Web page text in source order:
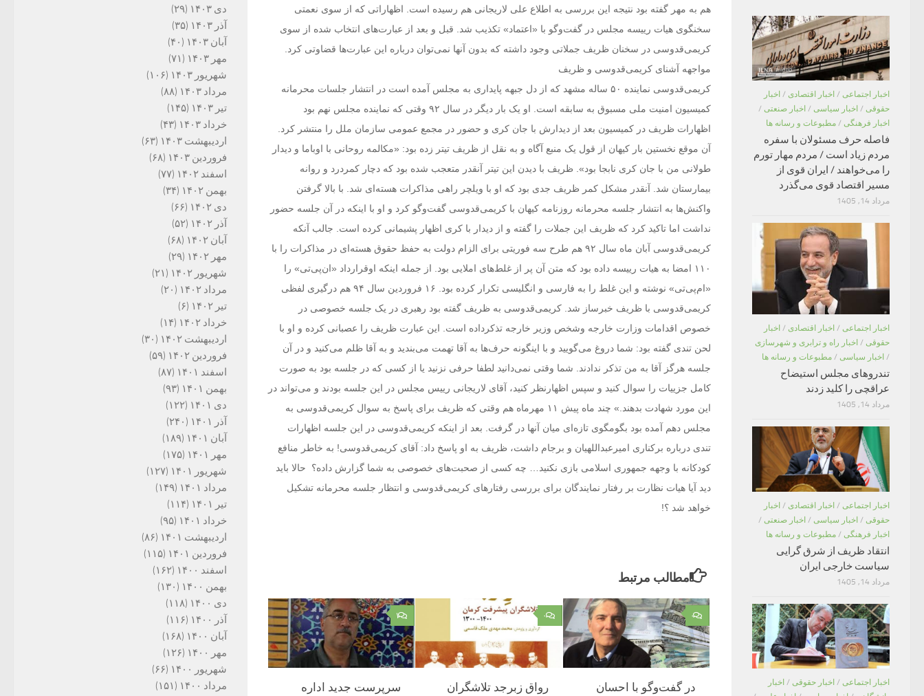
هم به مهر گفته بود نتیجه این بررسی به اطلاع علی لاریجانی هم رسیده است. اظهاراتی که از سوی نعمتی
سخنگوی هیات رییسه مجلس در گفت‌وگو با «اعتماد» تکذیب شد. قبل و بعد از عبارت‌های انتخاب شده از سوی
کریمی‌قدوسی در سخنان ظریف جملاتی وجود داشته که بدون آنها نمی‌توان درباره این عبارت‌ها قضاوتی کرد.
مواجهه آشنای کریمی‌قدوسی و ظریف
کریمی‌قدوسی نماینده ۵۰ ساله مشهد که از دل جبهه پایداری به مجلس آمده است در انتشار جلسات محرمانه
کمیسیون امنیت ملی مسبوق به سابقه است. او یک بار دیگر در سال ۹۲ وقتی که نماینده مجلس نهم بود
اظهارات ظریف در کمیسیون بعد از دیدارش با جان کری و حضور در مجمع عمومی سازمان ملل را منتشر کرد.
آن موقع نخستین بار کیهان از قول یک منبع آگاه و به نقل از ظریف تیتر زده بود: «مکالمه روحانی با اوباما و دیدار
طولانی من با جان کری نابجا بود». ظریف با دیدن این تیتر آنقدر متعجب شده بود که دچار کمردرد و روانه
بیمارستان شد. آنقدر مشکل کمر ظریف جدی بود که او با ویلچر راهی مذاکرات هسته‌ای شد. با بالا گرفتن
واکنش‌ها به انتشار جلسه محرمانه روزنامه کیهان با کریمی‌قدوسی گفت‌وگو کرد و او با اینکه در آن جلسه حضور
نداشت اما تاکید کرد که ظریف این جملات را گفته و از دیدار با کری اظهار پشیمانی کرده است. جالب آنکه
کریمی‌قدوسی آبان ماه سال ۹۲ هم طرح سه فوریتی برای الزام دولت به حفظ حقوق هسته‌ای در مذاکرات را با
۱۱۰ امضا به هیات رییسه داده بود که متن آن پر از غلط‌های املایی بود. از جمله اینکه اوقرارداد «ان‌پی‌تی» را
«ام‌پی‌تی» نوشته و این غلط را به فارسی و انگلیسی تکرار کرده بود. ۱۶ فروردین سال ۹۴ هم درگیری لفظی
کریمی‌قدوسی با ظریف خبرساز شد. کریمی‌قدوسی به ظریف گفته بود رهبری در یک جلسه خصوصی در
خصوص اقدامات وزارت خارجه وشخص وزیر خارجه تذکرداده است. این عبارت ظریف را عصبانی کرده و او با
لحن تندی گفته بود: شما دروغ می‌گویید و با اینگونه حرف‌ها به آقا تهمت می‌بندید و به آقا ظلم می‌کنید و در آن
جلسه هرگز آقا به من تذکر ندادند. شما وقتی نمی‌دانید لطفا حرفی نزنید یا از کسی که در جلسه بود به صورت
کامل جزییات را سوال کنید و سپس اظهارنظر کنید، آقای لاریجانی رییس مجلس در این جلسه بودند و می‌تواند در
این مورد شهادت بدهند.» چند ماه پیش ۱۱ مهرماه هم وقتی که ظریف برای پاسخ به سوال کریمی‌قدوسی به
مجلس دهم آمده بود بگومگوی تازه‌ای میان آنها در گرفت. بعد از اینکه کریمی‌قدوسی در این جلسه اظهارات
تندی درباره برکناری امیرعبداللهیان و برجام داشت، ظریف به او پاسخ داد: آقای کریمی‌قدوسی! به خاطر منافع
کودکانه با وجهه جمهوری اسلامی بازی نکنید… چه کسی از صحبت‌های خصوصی به شما گزارش داده؟ حالا باید
دید آیا هیات نظارت بر رفتار نمایندگان برای بررسی رفتارهای کریمی‌قدوسی و انتظار جلسه محرمانه تشکیل
خواهد شد ؟!
مطالب مرتبط
۱
سرپرست جدید اداره
۰
رواق زبرجد تلاشگران
۰
در گفت‌وگو با احسان
دی ۱۴۰۳
(۲۹)
آذر ۱۴۰۳
(۳۵)
آبان ۱۴۰۳
(۴۰)
مهر ۱۴۰۳
(۷۱)
شهریور ۱۴۰۳
(۱۰۶)
مرداد ۱۴۰۳
(۸۸)
تیر ۱۴۰۳
(۱۴۵)
خرداد ۱۴۰۳
(۴۳)
اردیبهشت ۱۴۰۳
(۶۳)
فروردین ۱۴۰۳
(۶۸)
اسفند ۱۴۰۲
(۷۷)
بهمن ۱۴۰۲
(۳۴)
دی ۱۴۰۲
(۶۶)
آذر ۱۴۰۲
(۵۲)
آبان ۱۴۰۲
(۶۸)
مهر ۱۴۰۲
(۲۹)
شهریور ۱۴۰۲
(۲۱)
مرداد ۱۴۰۲
(۲۰)
تیر ۱۴۰۲
(۶)
خرداد ۱۴۰۲
(۱۴)
اردیبهشت ۱۴۰۲
(۳۰)
فروردین ۱۴۰۲
(۵۹)
اسفند ۱۴۰۱
(۸۷)
بهمن ۱۴۰۱
(۹۳)
دی ۱۴۰۱
(۱۲۲)
آذر ۱۴۰۱
(۲۴۰)
آبان ۱۴۰۱
(۱۸۹)
مهر ۱۴۰۱
(۱۷۵)
شهریور ۱۴۰۱
(۱۲۷)
مرداد ۱۴۰۱
(۱۴۹)
تیر ۱۴۰۱
(۱۱۴)
خرداد ۱۴۰۱
(۹۵)
اردیبهشت ۱۴۰۱
(۸۶)
فروردین ۱۴۰۱
(۱۱۵)
اسفند ۱۴۰۰
(۱۶۲)
بهمن ۱۴۰۰
(۱۳۰)
دی ۱۴۰۰
(۱۱۸)
آذر ۱۴۰۰
(۱۱۶)
آبان ۱۴۰۰
(۱۶۸)
مهر ۱۴۰۰
(۱۲۶)
شهریور ۱۴۰۰
(۶۶)
مرداد ۱۴۰۰
(۱۵۱)
اخبار اجتماعی / اخبار اقتصادی / اخبار
حقوقی / اخبار سیاسی / اخبار صنعتی /
اخبار فرهنگی / مطبوعات و رسانه ها
فاصله حرف مسئولان با سفره
مردم زیاد است / مردم مهار تورم
را می‌خواهند / ایران قوی از
مسیر اقتصاد قوی می‌گذرد
مرداد 14, 1405
اخبار اجتماعی / اخبار اقتصادی / اخبار
حقوقی / اخبار راه و ترابری و شهرسازی
/ اخبار سیاسی / مطبوعات و رسانه ها
تندروهای مجلس استیضاح
عراقچی را کلید زدند
مرداد 14, 1405
اخبار اجتماعی / اخبار اقتصادی / اخبار
حقوقی / اخبار سیاسی / اخبار صنعتی /
اخبار فرهنگی / مطبوعات و رسانه ها
انتقاد ظریف از شرق گرایی
سیاست خارجی ایران
مرداد 14, 1405
اخبار اجتماعی / اخبار حقوقی / اخبار